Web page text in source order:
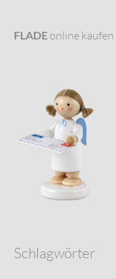
FLADE online kaufen
Schlagwörter